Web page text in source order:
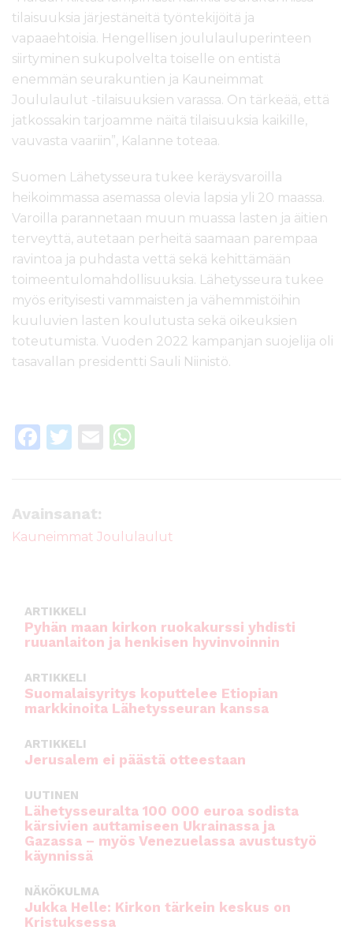
tilaisuuksia järjestäneitä työntekijöitä ja
vapaaehtoisia. Hengellisen joululauluperinteen
siirtyminen sukupolvelta toiselle on entistä
enemmän seurakuntien ja Kauneimmat
Joululaulut -tilaisuuksien varassa. On tärkeää, että
jatkossakin tarjoamme näitä tilaisuuksia kaikille,
vauvasta vaariin”, Kalanne toteaa.
Suomen Lähetysseura tukee keräysvaroilla
heikoimmassa asemassa olevia lapsia yli 20 maassa.
Varoilla parannetaan muun muassa lasten ja äitien
terveyttä, autetaan perheitä saamaan parempaa
ravintoa ja puhdasta vettä sekä kehittämään
toimeentulomahdollisuuksia. Lähetysseura tukee
myös erityisesti vammaisten ja vähemmistöihin
kuuluvien lasten koulutusta sekä oikeuksien
toteutumista. Vuoden 2022 kampanjan suojelija oli
tasavallan presidentti Sauli Niinistö.
F
e
b
k
T
te
r
E
A
Avainsanat:
Kauneimmat Joululaulut
ARTIKKELI
Pyhän maan kirkon ruokakurssi yhdisti
ruuanlaiton ja henkisen hyvinvoinnin
ARTIKKELI
Suomalaisyritys koputtelee Etiopian
markkinoita Lähetysseuran kanssa
ARTIKKELI
Jerusalem ei päästä otteestaan
UUTINEN
Lähetysseuralta 100 000 euroa sodista
kärsivien auttamiseen Ukrainassa ja
Gazassa – myös Venezuelassa avustustyö
käynnissä
NÄKÖKULMA
Jukka Helle: Kirkon tärkein keskus on
Kristuksessa